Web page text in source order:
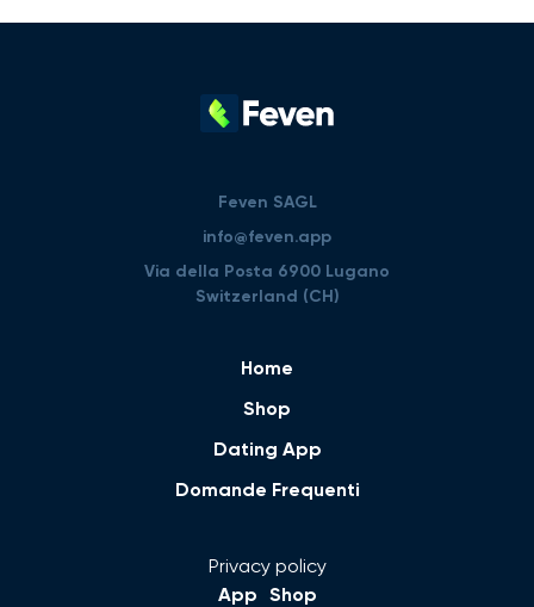
Feven SAGL
info@feven.app
Via della Posta 6900 Lugano
Switzerland (CH)
Home
Shop
Dating App
Domande Frequenti
Privacy policy
App Shop